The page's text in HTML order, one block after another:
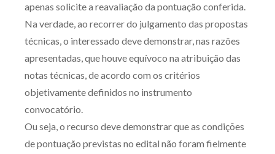
apenas solicite a reavaliação da pontuação conferida.
Na verdade, ao recorrer do julgamento das propostas
técnicas, o interessado deve demonstrar, nas razões
apresentadas, que houve equívoco na atribuição das
notas técnicas, de acordo com os critérios
objetivamente definidos no instrumento
convocatório.
Ou seja, o recurso deve demonstrar que as condições
de pontuação previstas no edital não foram fielmente